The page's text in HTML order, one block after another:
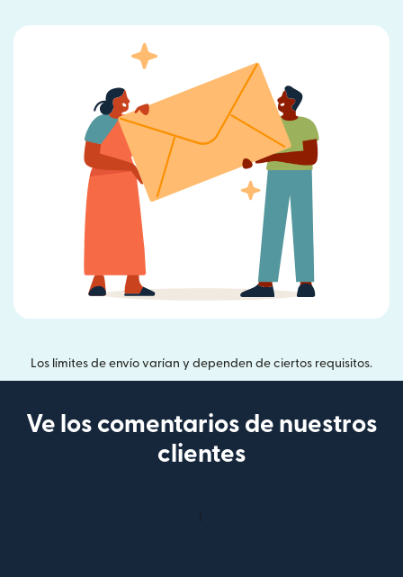
Los límites de envío varían y dependen de ciertos requisitos.
Ve los comentarios de nuestros
clientes